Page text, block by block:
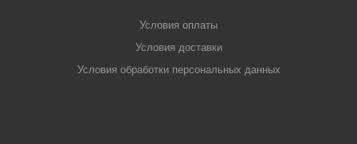
Условия оплаты
Условия доставки
Условия обработки персональных данных